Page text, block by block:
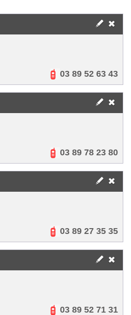
03 89 52 63 43
03 89 78 23 80
03 89 27 35 35
03 89 52 71 31